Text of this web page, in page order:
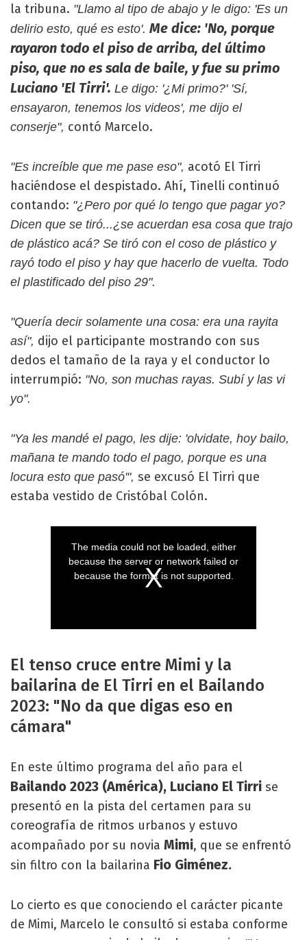
la tribuna. "Llamo al tipo de abajo y le digo: 'Es un
delirio esto, qué es esto'. Me dice: 'No, porque
rayaron todo el piso de arriba, del último
piso, que no es sala de baile, y fue su primo
Luciano 'El Tirri'. Le digo: '¿Mi primo?' 'Sí,
ensayaron, tenemos los videos', me dijo el
conserje", contó Marcelo.
"Es increíble que me pase eso", acotó El Tirri
haciéndose el despistado. Ahí, Tinelli continuó
contando: "¿Pero por qué lo tengo que pagar yo?
Dicen que se tiró...¿se acuerdan esa cosa que trajo
de plástico acá? Se tiró con el coso de plástico y
rayó todo el piso y hay que hacerlo de vuelta. Todo
el plastificado del piso 29".
"Quería decir solamente una cosa: era una rayita
así", dijo el participante mostrando con sus
dedos el tamaño de la raya y el conductor lo
interrumpió: "No, son muchas rayas. Subí y las vi
yo".
"Ya les mandé el pago, les dije: 'olvidate, hoy bailo,
mañana te mando todo el pago, porque es una
locura esto que pasó'", se excusó El Tirri que
estaba vestido de Cristóbal Colón.
El tenso cruce entre Mimi y la
bailarina de El Tirri en el Bailando
2023: "No da que digas eso en
cámara"
En este último programa del año para el
Bailando 2023 (América), Luciano El Tirri se
presentó en la pista del certamen para su
coreografía de ritmos urbanos y estuvo
acompañado por su novia Mimi, que se enfrentó
sin filtro con la bailarina Fio Giménez.
Lo cierto es que conociendo el carácter picante
de Mimi, Marcelo le consultó si estaba conforme